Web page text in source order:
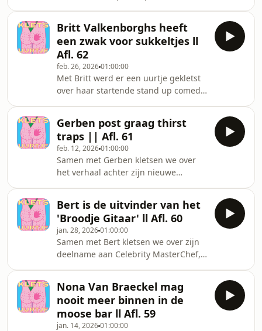
cinema documentaire, zijn breakdown
in Los Angeles én waarom hij nooit
een bestand durft te deleten.
Britt Valkenborghs heeft
een zwak voor sukkeltjes ll
Afl. 62
feb. 26, 202601:00:00
Met Britt werd er een uurtje gekletst
over haar startende stand up comedy
voor de soap Familie, hoe kut
Antwerpen echt is en veel meer!
Gerben post graag thirst
traps || Afl. 61
feb. 12, 202601:00:00
Samen met Gerben kletsen we over
het verhaal achter zijn nieuwe
Manoeuvre en zijn nieuwe reeks met
Clementine
Bert is de uitvinder van het
'Broodje Gitaar' ll Afl. 60
jan. 28, 202601:00:00
Samen met Bert kletsen we over zijn
deelname aan Celebrity MasterChef,
genaamd &#39;Broodje Gitaar&#39;
en nog veel meer!
Nona Van Braeckel mag
nooit meer binnen in de
moose bar ll Afl. 59
jan. 14, 202601:00:00